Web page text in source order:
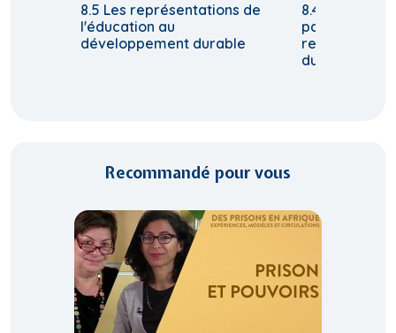
8.5 Les représentations de
l'éducation au
développement durable
8.4 Principes
parcours
relatif à un
durable
Recommandé pour vous